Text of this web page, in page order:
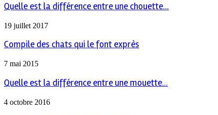
Quelle est la différence entre une chouette...
19 juillet 2017
Compile des chats qui le font exprès
7 mai 2015
Quelle est la différence entre une mouette...
4 octobre 2016